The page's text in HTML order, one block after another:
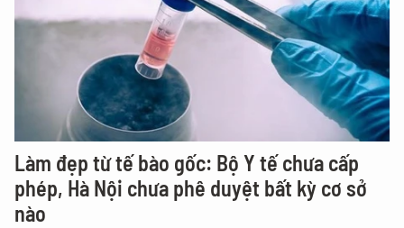
Làm đẹp từ tế bào gốc: Bộ Y tế chưa cấp
phép, Hà Nội chưa phê duyệt bất kỳ cơ sở
nào